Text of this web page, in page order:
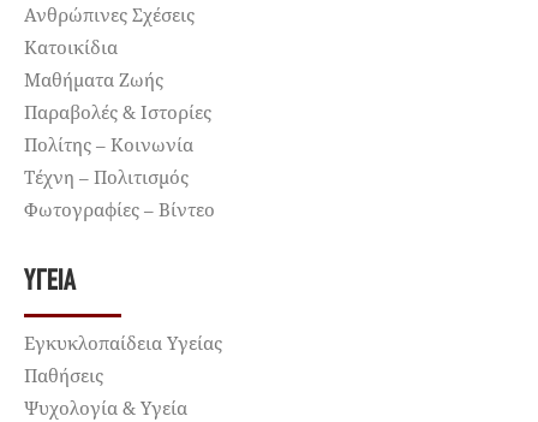
Ανθρώπινες Σχέσεις
Κατοικίδια
Μαθήματα Ζωής
Παραβολές & Ιστορίες
Πολίτης – Κοινωνία
Τέχνη – Πολιτισμός
Φωτογραφίες – Βίντεο
ΥΓΕΊΑ
Εγκυκλοπαίδεια Υγείας
Παθήσεις
Ψυχολογία & Υγεία